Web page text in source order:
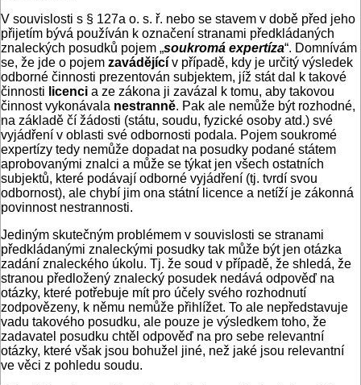
V souvislosti s § 127a o. s. ř. nebo se stavem v době před jeho
přijetím bývá používán k označení stranami předkládaných
znaleckých posudků pojem „soukromá expertíza“. Domnívám
se, že jde o pojem zavádějící v případě, kdy je určitý výsledek
odborné činnosti prezentován subjektem, jíž stát dal k takové
činnosti licenci a ze zákona ji zavázal k tomu, aby takovou
činnost vykonávala nestranně. Pak ale nemůže být rozhodné,
na základě čí žádosti (státu, soudu, fyzické osoby atd.) své
vyjádření v oblasti své odbornosti podala. Pojem soukromé
expertízy tedy nemůže dopadat na posudky podané státem
aprobovanými znalci a může se týkat jen všech ostatních
subjektů, které podávají odborné vyjádření (tj. tvrdí svou
odbornost), ale chybí jim ona státní licence a netíží je zákonná
povinnost nestrannosti.
Jediným skutečným problémem v souvislosti se stranami
předkládanými znaleckými posudky tak může být jen otázka
zadání znaleckého úkolu. Tj. že soud v případě, že shledá, že
stranou předložený znalecký posudek nedává odpověď na
otázky, které potřebuje mít pro účely svého rozhodnutí
zodpovězeny, k němu nemůže přihlížet. To ale nepředstavuje
vadu takového posudku, ale pouze je výsledkem toho, že
zadavatel posudku chtěl odpověď na pro sebe relevantní
otázky, které však jsou bohužel jiné, než jaké jsou relevantní
ve věci z pohledu soudu.